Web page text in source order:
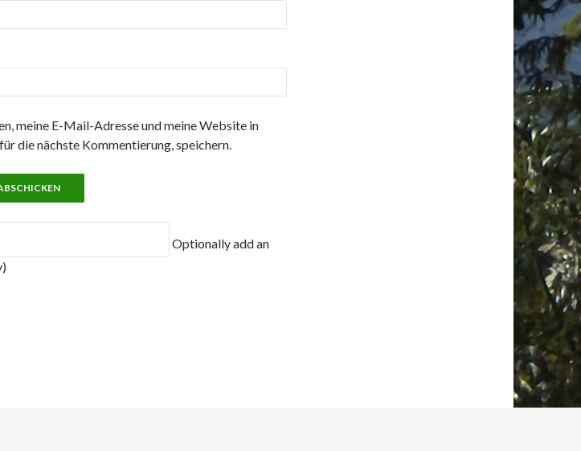
meine E-Mail-Adresse und meine Website in
die nächste Kommentierung, speichern.
Optionally add an